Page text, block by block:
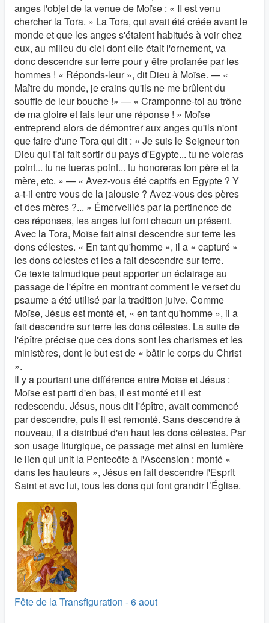
anges l'objet de la venue de Moïse : « II est venu
chercher la Tora. » La Tora, qui avait été créée avant le
monde et que les anges s'étaient habitués à voir chez
eux, au milieu du ciel dont elle était l'ornement, va
donc descendre sur terre pour y être profanée par les
hommes ! « Réponds-leur », dit Dieu à Moïse. — «
Maître du monde, je crains qu'ils ne me brûlent du
souffle de leur bouche !» — « Cramponne-toi au trône
de ma gloire et fais leur une réponse ! » Moïse
entreprend alors de démontrer aux anges qu'ils n'ont
que faire d'une Tora qui dit : « Je suis le Seigneur ton
Dieu qui t'ai fait sortir du pays d'Egypte... tu ne voleras
point... tu ne tueras point... tu honoreras ton père et ta
mère, etc. » — « Avez-vous été captifs en Egypte ? Y
a-t-il entre vous de la jalousie ? Avez-vous des pères
et des mères ?... » Émerveillés par la pertinence de
ces réponses, les anges lui font chacun un présent.
Avec la Tora, Moïse fait ainsi descendre sur terre les
dons célestes. « En tant qu'homme », il a « capturé »
les dons célestes et les a fait descendre sur terre.
Ce texte talmudique peut apporter un éclairage au
passage de l'épître en montrant comment le verset du
psaume a été utilisé par la tradition juive. Comme
Moïse, Jésus est monté et, « en tant qu'homme », il a
fait descendre sur terre les dons célestes. La suite de
l'épître précise que ces dons sont les charismes et les
ministères, dont le but est de « bâtir le corps du Christ
».
Il y a pourtant une différence entre Moïse et Jésus :
Moïse est parti d'en bas, il est monté et il est
redescendu. Jésus, nous dit l'épître, avait commencé
par descendre, puis il est remonté. Sans descendre à
nouveau, il a distribué d'en haut les dons célestes. Par
son usage liturgique, ce passage met ainsi en lumière
le lien qui unit la Pentecôte à l'Ascension : monté «
dans les hauteurs », Jésus en fait descendre l'Esprit
Saint et avc lui, tous les dons qui font grandir l’Église.
Fête de la Transfiguration - 6 aout